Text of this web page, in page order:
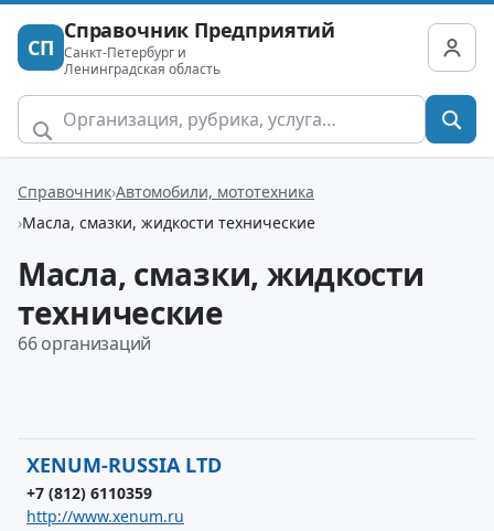
СП
Справочник Предприятий
Санкт-Петербург и
Ленинградская область
Справочник Автомобили, мототехника
Масла, смазки, жидкости технические
Масла, смазки, жидкости
технические
66 организаций
XENUM-RUSSIA LTD
+7 (812) 6110359
http://www.xenum.ru